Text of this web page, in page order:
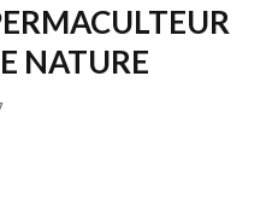
NATURE